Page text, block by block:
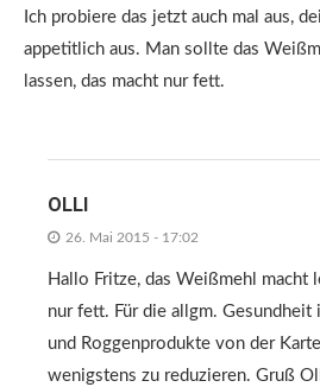
Ich probiere das jetzt auch mal aus,
appetitlich aus. Man sollte das
lassen, das macht nur fett.
OLLI
26. Mai 2015 - 17:02
Hallo Fritze, das Weißmehl macht
nur fett. Für die allgm. Gesundheit
und Roggenprodukte von der
wenigstens zu reduzieren. Gruß